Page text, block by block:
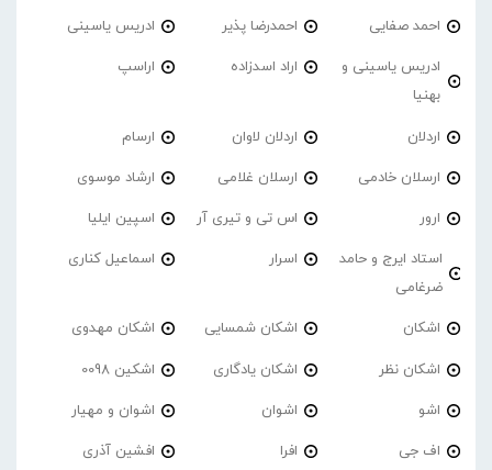
احمد صفایی احمدرضا پذیر ادریس یاسینی
ادریس یاسینی و
بهنیا
اراد اسدزاده اراسپ
اردلان اردلان لاوان ارسام
ارسلان خادمی ارسلان غلامی ارشاد موسوی
ارور اس تی و تیری آر اسپین ایلیا
استاد ایرج و حامد
ضرغامی
اسرار اسماعیل کناری
اشکان اشکان شمسایی اشکان مهدوی
اشکان نظر اشکان یادگاری اشکین 0098
اشو اشوان اشوان و مهیار
اف جی افرا افشین آذری